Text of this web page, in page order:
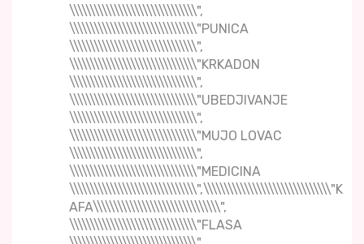
\\\\\\\\\\\\\\\\\\\\\\\\\\\\\\\",
\\\\\\\\\\\\\\\\\\\\\\\\\\\\\\\"PUNICA
\\\\\\\\\\\\\\\\\\\\\\\\\\\\\\\",
\\\\\\\\\\\\\\\\\\\\\\\\\\\\\\\"KRKADON
\\\\\\\\\\\\\\\\\\\\\\\\\\\\\\\",
\\\\\\\\\\\\\\\\\\\\\\\\\\\\\\\"UBEDJIVANJE
\\\\\\\\\\\\\\\\\\\\\\\\\\\\\\\",
\\\\\\\\\\\\\\\\\\\\\\\\\\\\\\\"MUJO LOVAC
\\\\\\\\\\\\\\\\\\\\\\\\\\\\\\\",
\\\\\\\\\\\\\\\\\\\\\\\\\\\\\\\"MEDICINA
\\\\\\\\\\\\\\\\\\\\\\\\\\\\\\\",\\\\\\\\\\\\\\\\\\\\\\\\\\\\\\\"K
AFA\\\\\\\\\\\\\\\\\\\\\\\\\\\\\\\",
\\\\\\\\\\\\\\\\\\\\\\\\\\\\\\\"FLASA